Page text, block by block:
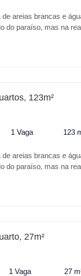
areias brancas e
do paraíso, mas na
com 153m²
15m² e
123m²
1 Vaga 123
areias brancas e
do paraíso, mas na
RESIDENCE,
BEACH
27m²
1 Vaga 27